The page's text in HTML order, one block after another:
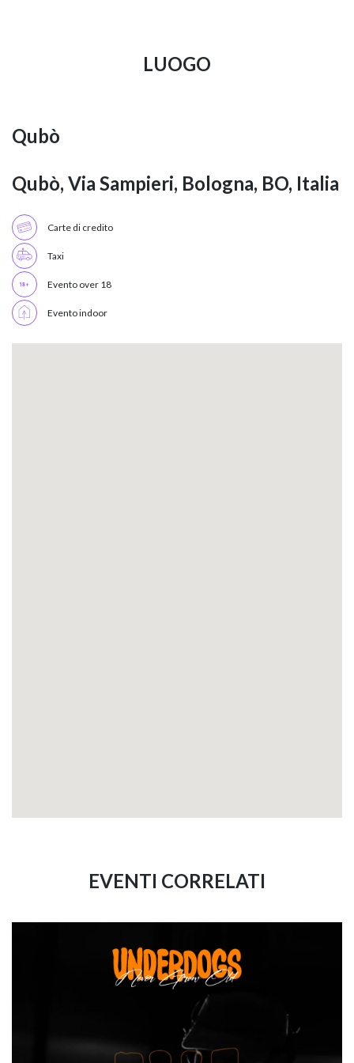
LUOGO
Qubò
Qubò, Via Sampieri, Bologna, BO, Italia
Carte di credito
Taxi
Evento over 18
Evento indoor
EVENTI CORRELATI